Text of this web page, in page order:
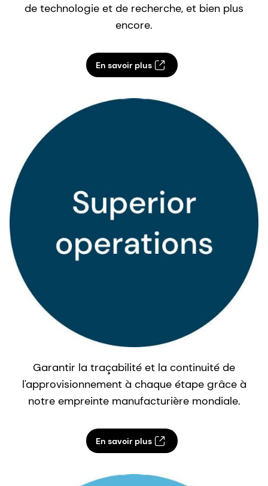
de technologie et de recherche, et bien plus
encore.
En savoir plus
Garantir la traçabilité et la continuité de
l'approvisionnement à chaque étape grâce à
notre empreinte manufacturière mondiale.
En savoir plus